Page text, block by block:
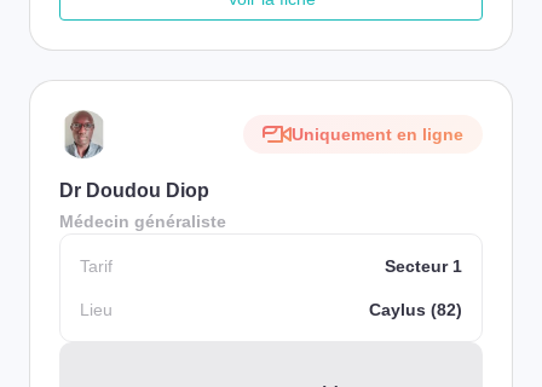
Uniquement en ligne
Dr Doudou Diop
Médecin généraliste
Tarif Secteur 1
Lieu Caylus (82)